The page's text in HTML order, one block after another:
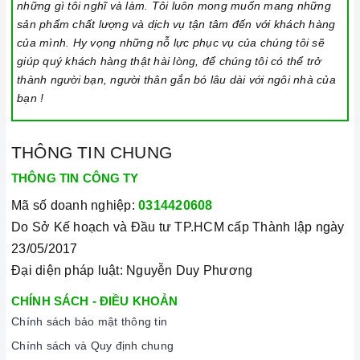
Khóa trẻ em: sử dụng để bảo đảm an toàn nếu nhà có trẻ em
và để ngăn mọi tác động làm thay đổi các cài đặt trong quá
trình nấu. Tất cả các nút sẽ bị khóa và chương trình nấu vẫn
sẽ tiếp tục chạy khi sử dụng tính năng này. Để kích hoạt
hoặc tắt tính năng này, nhấn giữ biểu tượng khóa trong vài
Lưu ý vệ sinh và bảo quản bếp
Luôn dùng khăn mềm và khô để vệ sinh mặt bếp, chú ý lau
Đối với các vết bẩn cứng đầu, có thể dùng giấy ướt hoặc chất
tẩy rửa chuyên dụng để lau mặt bếp.
Lưu ý chỉ nên thực hiện việc này khi bếp đã nguội và cách xa
Khi không sử dụng, nên cất giữ cẩn thận và bảo quản mặt
bếp để tránh làm trầy xước, ảnh hưởng đến cảm ứng
những gì tôi nghĩ và làm. Tôi luôn mong muốn mang những
sản phẩm chất lượng và dịch vụ tận tâm đến với khách hàng
của mình. Hy vọng những nỗ lực phục vụ của chúng tôi sẽ
giúp quý khách hàng thật hài lòng, để chúng tôi có thể trở
thành người bạn, người thân gắn bó lâu dài với ngôi nhà của
bạn !
THÔNG TIN CHUNG
THÔNG TIN CÔNG TY
Mã số doanh nghiệp: 0314420608
Do Sở Kế hoạch và Đầu tư TP.HCM cấp Thành lập ngày
23/05/2017
Đại diện pháp luật: Nguyễn Duy Phương
CHÍNH SÁCH - ĐIỀU KHOẢN
Chính sách bảo mật thông tin
Chính sách và Quy định chung